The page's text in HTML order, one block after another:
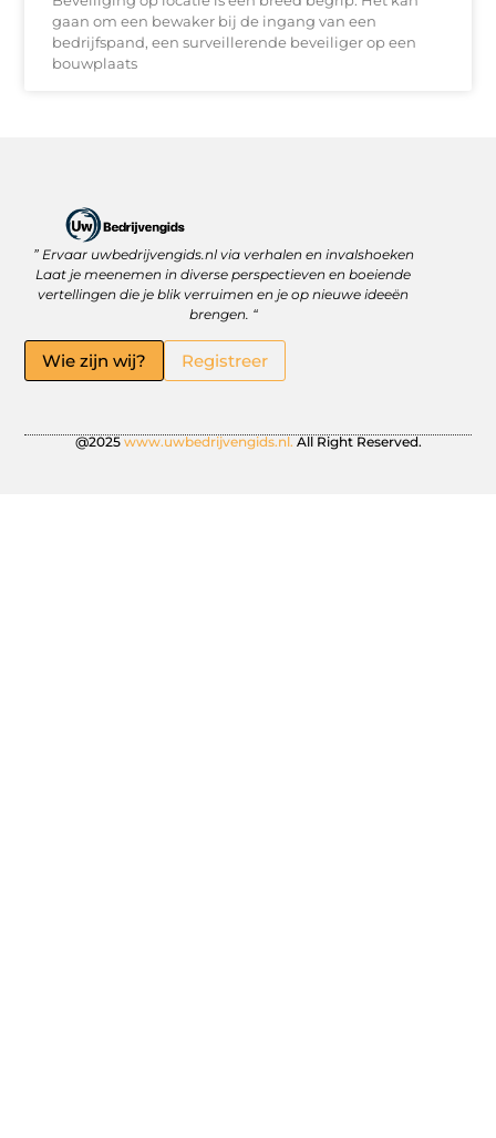
gaan om een bewaker bij de ingang van een
bedrijfspand, een surveillerende beveiliger op een
bouwplaats
” Ervaar uwbedrijvengids.nl via verhalen en invalshoeken
Laat je meenemen in diverse perspectieven en boeiende
vertellingen die je blik verruimen en je op nieuwe ideeën
brengen. “
Wie zijn wij? Registreer
@2025 www.uwbedrijvengids.nl. All Right Reserved.